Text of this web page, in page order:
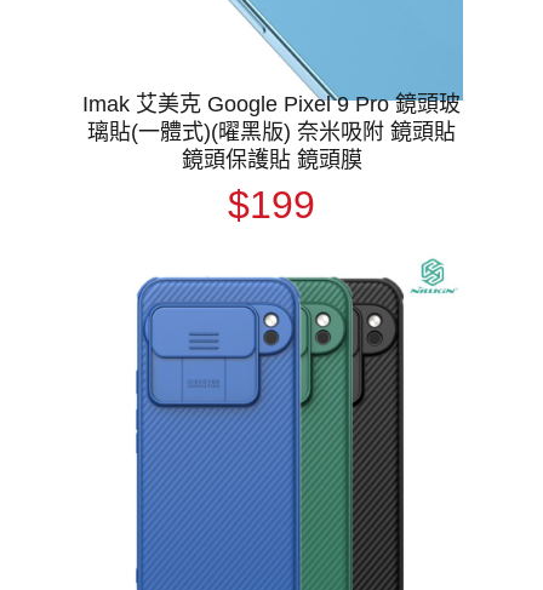
Imak 艾美克 Google Pixel 9 Pro 鏡頭玻
璃貼(一體式)(曜黑版) 奈米吸附 鏡頭貼
鏡頭保護貼 鏡頭膜
$199